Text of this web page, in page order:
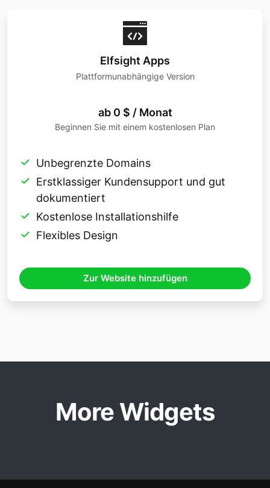
Elfsight Apps
Plattformunabhängige Version
ab 0 $ / Monat
Beginnen Sie mit einem kostenlosen Plan
Unbegrenzte Domains
Erstklassiger Kundensupport und gut
dokumentiert
Kostenlose Installationshilfe
Flexibles Design
Zur Website hinzufügen
More Widgets